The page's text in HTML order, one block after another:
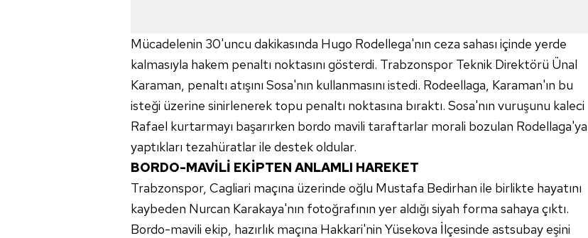
Mücadelenin 30'uncu dakikasında Hugo Rodellega'nın ceza sahası içinde yerde
kalmasıyla hakem penaltı noktasını gösterdi. Trabzonspor Teknik Direktörü Ünal
Karaman, penaltı atışını Sosa'nın kullanmasını istedi. Rodeellaga, Karaman'ın bu
isteği üzerine sinirlenerek topu penaltı noktasına bıraktı. Sosa'nın vuruşunu kaleci
Rafael kurtarmayı başarırken bordo mavili taraftarlar morali bozulan Rodellaga'ya
yaptıkları tezahüratlar ile destek oldular.
BORDO-MAVİLİ EKİPTEN ANLAMLI HAREKET
Trabzonspor, Cagliari maçına üzerinde oğlu Mustafa Bedirhan ile birlikte hayatını
kaybeden Nurcan Karakaya'nın fotoğrafının yer aldığı siyah forma sahaya çıktı.
Bordo-mavili ekip, hazırlık maçına Hakkari'nin Yüsekova İlçesinde astsubay eşini